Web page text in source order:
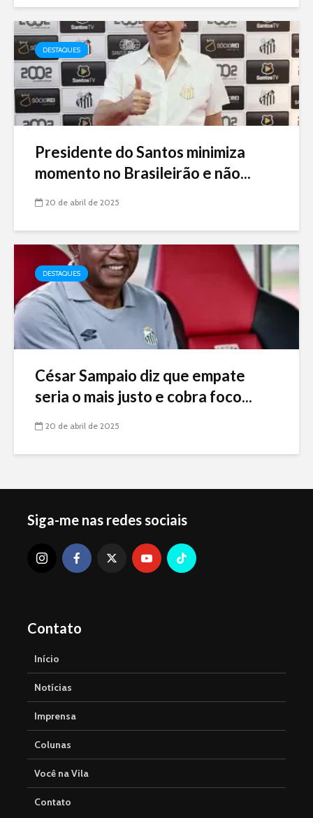
DESTAQUES
Presidente do Santos minimiza
momento no Brasileirão e não...
20 de abril de 2025
DESTAQUES
César Sampaio diz que empate
seria o mais justo e cobra foco...
20 de abril de 2025
Siga-me nas redes sociais
Contato
Início
Notícias
Imprensa
Colunas
Você na Vila
Contato